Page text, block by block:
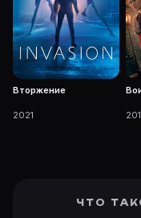
Вторжение
2021
ЧТО